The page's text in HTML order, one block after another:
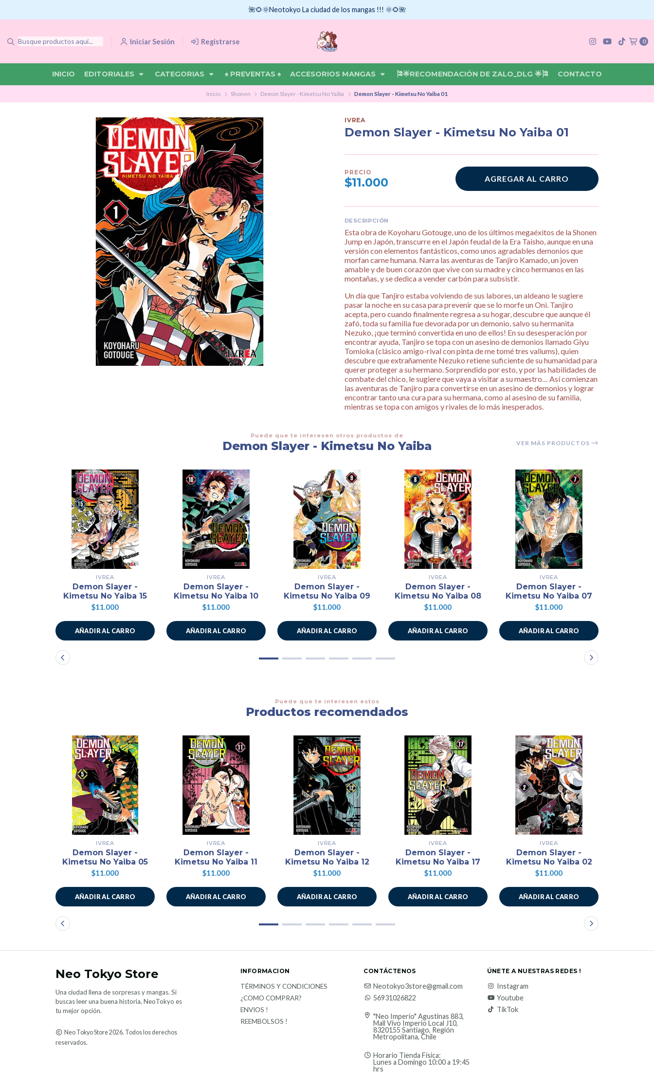
Iniciar Sesión Registrarse 0
INICIO EDITORIALES CATEGORIAS ♠ PREVENTAS ♠ ACCESORIOS MANGAS 🎏🌟RECOMENDACIÓN DE ZALO_DLG 🌟🎏 CONTACTO
🌺🌻🌞Neotokyo La ciudad de los mangas !!! 🌞🌻🌺
Inicio Shonen Demon Slayer - Kimetsu No Yaiba Demon Slayer - Kimetsu No Yaiba 01
IVREA
Demon Slayer - Kimetsu No Yaiba 01
PRECIO
$11.000 AGREGAR AL CARRO
DESCRIPCIÓN
Esta obra de Koyoharu Gotouge, uno de los últimos megaéxitos de la Shonen
Jump en Japón, transcurre en el Japón feudal de la Era Taisho, aunque en una
versión con elementos fantásticos, como unos agradables demonios que
morfan carne humana. Narra las aventuras de Tanjiro Kamado, un joven
amable y de buen corazón que vive con su madre y cinco hermanos en las
montañas, y se dedica a vender carbón para subsistir.
Un día que Tanjiro estaba volviendo de sus labores, un aldeano le sugiere
pasar la noche en su casa para prevenir que se lo morfe un Oni. Tanjiro
acepta, pero cuando finalmente regresa a su hogar, descubre que aunque él
zafó, toda su familia fue devorada por un demonio, salvo su hermanita
Nezuko, ¡que terminó convertida en uno de ellos! En su desesperación por
encontrar ayuda, Tanjiro se topa con un asesino de demonios llamado Giyu
Tomioka (clásico amigo-rival con pinta de me tomé tres valiums), quien
descubre que extrañamente Nezuko retiene suficiente de su humanidad para
querer proteger a su hermano. Sorprendido por esto, y por las habilidades de
combate del chico, le sugiere que vaya a visitar a su maestro… Así comienzan
las aventuras de Tanjiro para convertirse en un asesino de demonios y lograr
encontrar tanto una cura para su hermana, como al asesino de su familia,
mientras se topa con amigos y rivales de lo más inesperados.
Puede que te interesen otros productos de
Demon Slayer - Kimetsu No Yaiba VER MÁS PRODUCTOS
IVREA
Demon Slayer -
Kimetsu No Yaiba 15
$11.000
AÑADIR AL CARRO
IVREA
Demon Slayer -
Kimetsu No Yaiba 10
$11.000
AÑADIR AL CARRO
IVREA
Demon Slayer -
Kimetsu No Yaiba 09
$11.000
AÑADIR AL CARRO
IVREA
Demon Slayer -
Kimetsu No Yaiba 08
$11.000
AÑADIR AL CARRO
IVREA
Demon Slayer -
Kimetsu No Yaiba 07
$11.000
AÑADIR AL CARRO
Puede que te interesen estos
Productos recomendados
IVREA
Demon Slayer -
Kimetsu No Yaiba 05
$11.000
AÑADIR AL CARRO
IVREA
Demon Slayer -
Kimetsu No Yaiba 11
$11.000
AÑADIR AL CARRO
IVREA
Demon Slayer -
Kimetsu No Yaiba 12
$11.000
AÑADIR AL CARRO
IVREA
Demon Slayer -
Kimetsu No Yaiba 17
$11.000
AÑADIR AL CARRO
IVREA
Demon Slayer -
Kimetsu No Yaiba 02
$11.000
AÑADIR AL CARRO
Neo Tokyo Store
Una ciudad llena de sorpresas y mangas. Si
buscas leer una buena historia, NeoTokyo es
tu mejor opción.
Neo Tokyo Store 2026. Todos los derechos
reservados.
INFORMACION
TÉRMINOS Y CONDICIONES
¿COMO COMPRAR?
ENVIOS !
REEMBOLSOS !
CONTÁCTENOS
Neotokyo3store@gmail.com
56931026822
"Neo Imperio" Agustinas 883,
Mall Vivo Imperio Local J10,
8320155 Santiago, Región
Metropolitana, Chile
Horario Tienda Física:
Lunes a Domingo 10:00 a 19:45
hrs
ÚNETE A NUESTRAS REDES !
Instagram
Youtube
TikTok